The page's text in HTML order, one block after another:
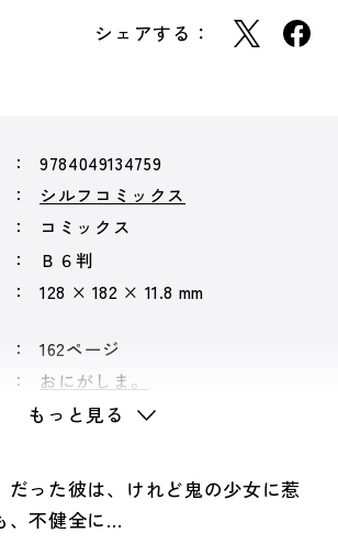
シェアする：
9784049134759
シルフコミックス
コミックス
Ｂ６判
128 × 182 × 11.8 mm
162ページ
おにがしま。
もっと見る
だった彼は、けれど鬼の少女に惹
、不健全に…